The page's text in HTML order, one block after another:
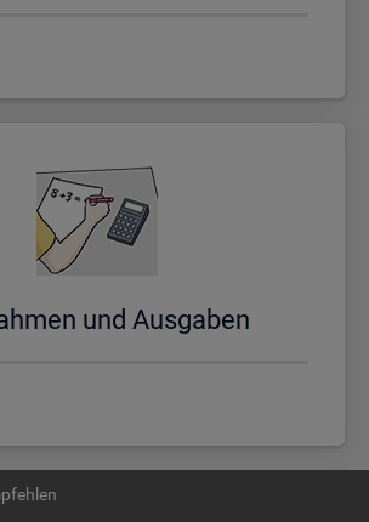
und Aus­ga­ben